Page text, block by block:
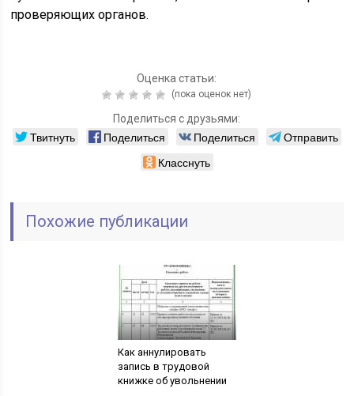
проверяющих органов.
Оценка статьи:
(пока оценок нет)
Поделиться с друзьями:
Твитнуть Поделиться Поделиться
Отправить
Класснуть
Похожие публикации
Как аннулировать
запись в трудовой
книжке об увольнении